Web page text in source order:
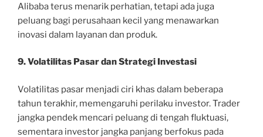
Alibaba terus menarik perhatian, tetapi ada juga
peluang bagi perusahaan kecil yang menawarkan
inovasi dalam layanan dan produk.
9. Volatilitas Pasar dan Strategi Investasi
Volatilitas pasar menjadi ciri khas dalam beberapa
tahun terakhir, memengaruhi perilaku investor. Trader
jangka pendek mencari peluang di tengah fluktuasi,
sementara investor jangka panjang berfokus pada